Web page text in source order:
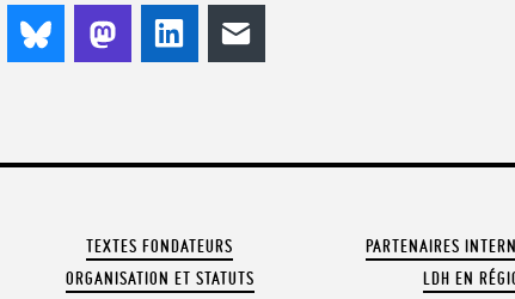
FacebookBlueskyMastodonLinkedIn
TEXTES FONDATEURS
ORGANISATION ET STATUTS
PARTENAIRES
LDH EN